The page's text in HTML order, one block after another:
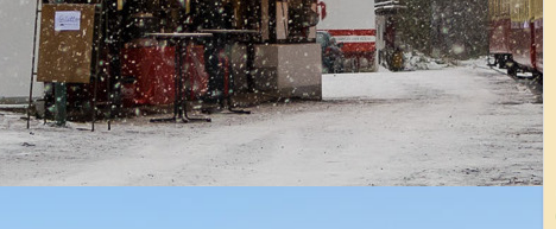
für Ausflüge zur Probstei Buchholz, zum Herchenberg
entlang des Laacher Sees nach Andernach.
Sie sich zum Aussteigen bitte rechtzeitig, d.h. möglichst vor
beim Zugpersonal. Zum Einsteigen genügt es, sich gut
Weiler B.E.